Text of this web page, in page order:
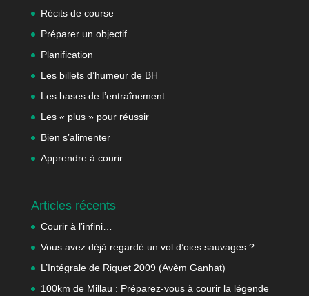
Récits de course
Préparer un objectif
Planification
Les billets d’humeur de BH
Les bases de l’entraînement
Les « plus » pour réussir
Bien s’alimenter
Apprendre à courir
Articles récents
Courir à l’infini…
Vous avez déjà regardé un vol d’oies sauvages ?
L’Intégrale de Riquet 2009 (Avèm Ganhat)
100km de Millau : Préparez-vous à courir la légende